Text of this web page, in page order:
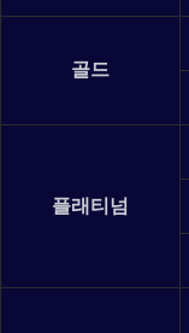
골드
플래티넘